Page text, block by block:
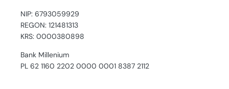
NIP: 6793059929
REGON: 121481313
KRS: 0000380898
Bank Millenium
PL 62 1160 2202 0000 0001 8387 2112